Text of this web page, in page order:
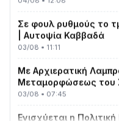
| Αυτοψία Καββαδά
03/08 • 11:11
Μεταμορφώσεως του
03/08 • 07:45
με δύο νέα υδροφόρα